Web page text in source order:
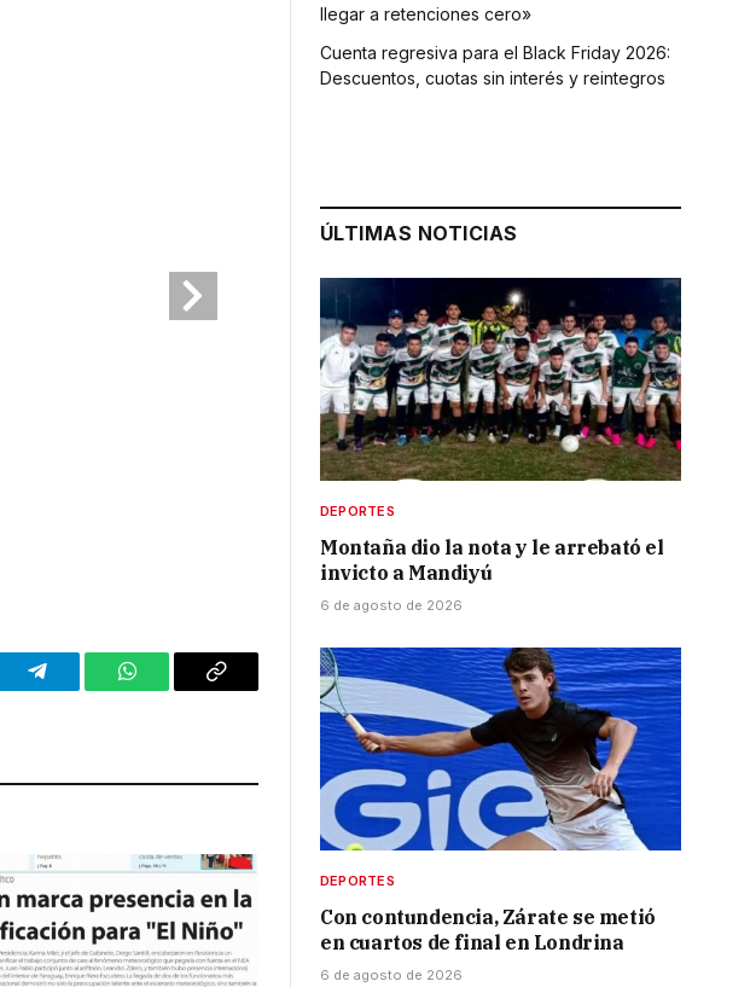
Telegram WhatsAppCopy
llegar a retenciones cero»
Cuenta regresiva para el Black Friday 2026:
Descuentos, cuotas sin interés y reintegros
ÚLTIMAS NOTICIAS
DEPORTES
Montaña dio la nota y le arrebató el
invicto a Mandiyú
6 de agosto de 2026
DEPORTES
Con contundencia, Zárate se metió
en cuartos de final en Londrina
6 de agosto de 2026